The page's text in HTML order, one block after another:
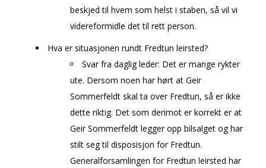
beskjed til hvem som helst i staben, så vil vi
videreformidle det til rett person.
Hva er situasjonen rundt Fredtun leirsted?
Svar fra daglig leder: Det er mange rykter
ute. Dersom noen har hørt at Geir
Sommerfeldt skal ta over Fredtun, så er ikke
dette riktig. Det som derimot er korrekt er at
Geir Sommerfeldt legger opp bilsalget og har
stilt seg til disposisjon for Fredtun.
Generalforsamlingen for Fredtun leirsted har